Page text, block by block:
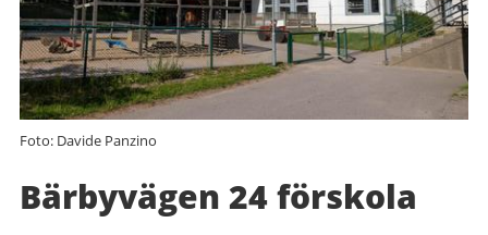
Foto: Davide Panzino
Bärbyvägen 24 förskola